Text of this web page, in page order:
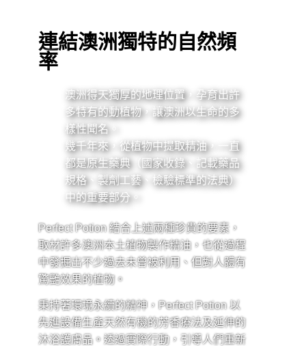
連結澳洲獨特的自然頻
率
澳洲得天獨厚的地理位置，孕育出許
多特有的動植物，讓澳洲以生命的多
樣性聞名。
幾千年來，從植物中提取精油，一直
都是原生藥典（國家收錄、記載藥品
規格、製劑工藝、檢驗標準的法典）
中的重要部分。
Perfect Potion 結合上述兩種珍貴的要素，
取材許多澳洲本土植物製作精油，也從過程
中發掘出不少過去未曾被利用、但對人體有
驚艷效果的植物。
秉持著環境永續的精神，Perfect Potion 以
先進設備生產天然有機的芳香療法及延伸的
沐浴護膚品。透過實際行動，引導人們重新